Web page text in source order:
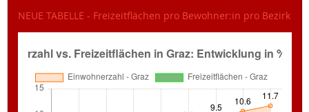
NEUE TABELLE - Freizeitflächen pro Bewohner:in pro Bezirk